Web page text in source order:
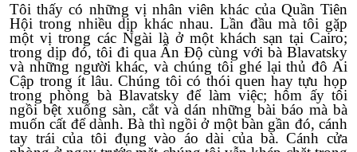
Tôi thấy có những vị nhân viên khác của Quần Tiên
Hội trong nhiều dịp khác nhau. Lần đầu mà tôi gặp
một vị trong các Ngài là ở một khách sạn tại Cairo;
trong dịp đó, tôi đi qua Ấn Độ cùng với bà Blavatsky
và những người khác, và chúng tôi ghé lại thủ đô Ai
Cập trong ít lâu. Chúng tôi có thói quen hay tựu họp
trong phòng bà Blavatsky để làm việc; hôm ấy tôi
ngồi bệt xuống sàn, cắt và dán những bài báo mà bà
muốn cất để dành. Bà thì ngồi ở một bàn gần đó, cánh
tay trái của tôi đụng vào áo dài của bà. Cánh cửa